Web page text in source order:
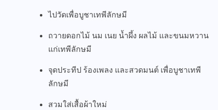
ไปวัดเพื่อบูชาเทพีลักษมี
ถวายดอกไม้ นม เนย น้ำผึ้ง ผลไม้ และขนมหวาน
แก่เทพีลักษมี
จุดประทีป ร้องเพลง และสวดมนต์ เพื่อบูชาเทพี
ลักษมี
สวมใส่เสื้อผ้าใหม่